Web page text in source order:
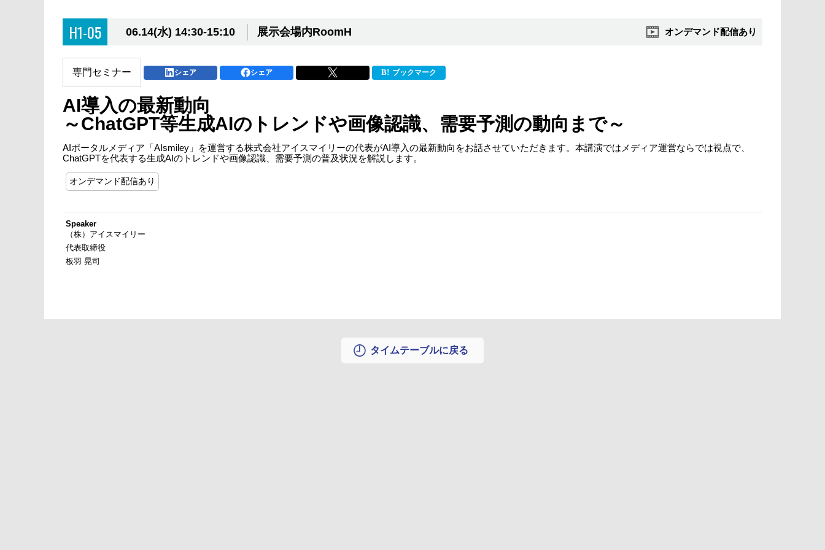
H1-05 06.14(水) 14:30-15:10 展示会場内RoomH オンデマンド配信あり
専門セミナー シェア シェア ブックマーク
AI導入の最新動向
～ChatGPT等生成AIのトレンドや画像認識、需要予測の動向まで～
AIポータルメディア「AIsmiley」を運営する株式会社アイスマイリーの代表がAI導入の最新動向をお話させていただきます。本講演ではメディア運営ならでは視点で、
ChatGPTを代表する生成AIのトレンドや画像認識、需要予測の普及状況を解説します。
オンデマンド配信あり
Speaker
（株）アイスマイリー
代表取締役
板羽 晃司
タイムテーブルに戻る